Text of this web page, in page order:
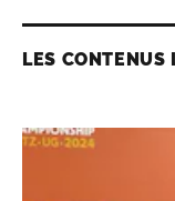
LES CONTENUS